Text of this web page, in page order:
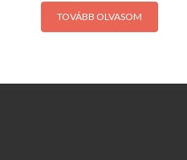
TOVÁBB OLVASOM